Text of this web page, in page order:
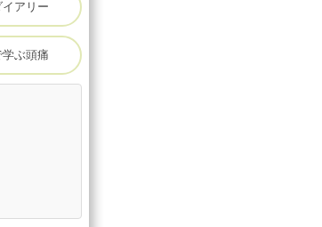
アリー
ぶ頭痛